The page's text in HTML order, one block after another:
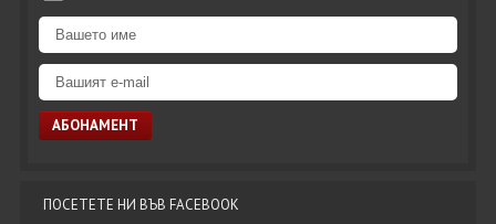
ПОСЕТЕТЕ НИ ВЪВ FACEBOOK